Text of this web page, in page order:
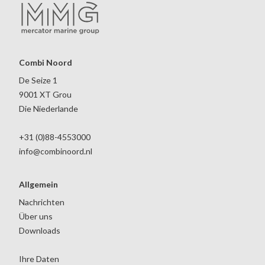
Combi Noord
De Seize 1
9001 XT Grou
Die Niederlande
+31 (0)88-4553000
info@combinoord.nl
Allgemein
Nachrichten
Über uns
Downloads
Ihre Daten